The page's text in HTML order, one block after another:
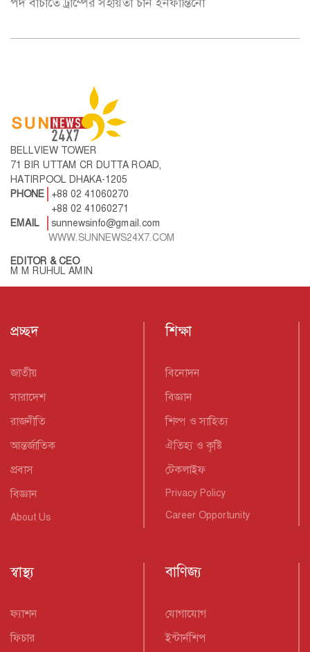
BELLVIEW TOWER
71 BIR UTTAM CR DUTTA ROAD,
HATIRPOOL DHAKA-1205
PHONE
+88 02 41060270
+88 02 41060271
EMAIL
sunnewsinfo@gmail.com
WWW.SUNNEWS24X7.COM
EDITOR & CEO
M M RUHUL AMIN
প্রচ্ছদ
জাতীয়
সারাদেশ
রাজনীতি
আন্তর্জাতিক
প্রবাস
বিজ্ঞান
About Us
শিক্ষা
বিনোদন
বিজ্ঞান
শিল্প ও সাহিত্য
ঐতিহ্য ও কৃষ্টি
টেকলাইফ
Privacy Policy
Career Opportunity
স্বাস্থ্য
ফ্যাশন
ফিচার
বাণিজ্য
যোগাযোগ
ইন্টার্নশিপ